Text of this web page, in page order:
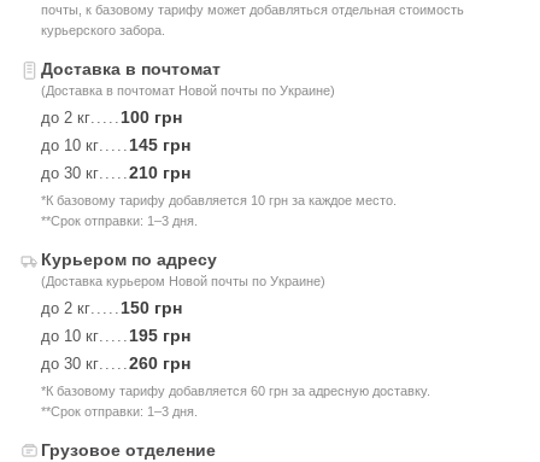
почты, к базовому тарифу может добавляться отдельная стоимость
курьерского забора.
Доставка в почтомат
(Доставка в почтомат Новой почты по Украине)
до 2 кг 100 грн
до 10 кг 145 грн
до 30 кг 210 грн
*К базовому тарифу добавляется 10 грн за каждое место.
**Срок отправки: 1–3 дня.
Курьером по адресу
(Доставка курьером Новой почты по Украине)
до 2 кг 150 грн
до 10 кг 195 грн
до 30 кг 260 грн
*К базовому тарифу добавляется 60 грн за адресную доставку.
**Срок отправки: 1–3 дня.
Грузовое отделение